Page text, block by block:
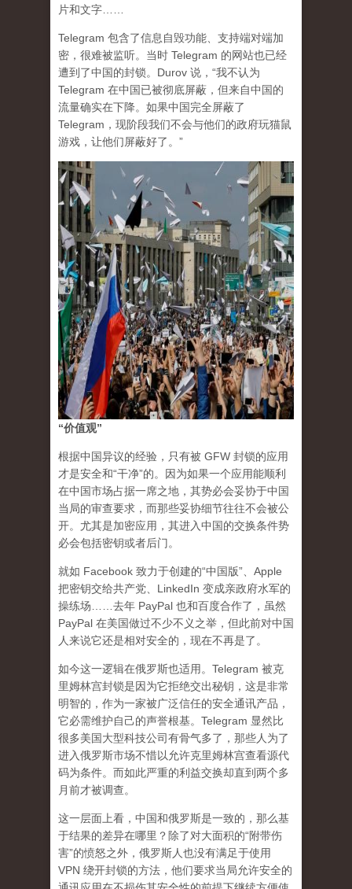
片和文字……
Telegram 包含了信息自毁功能、支持端对端加
密，很难被监听。当时 Telegram 的网站也已经
遭到了中国的封锁。Durov 说，“我不认为
Telegram 在中国已被彻底屏蔽，但来自中国的
流量确实在下降。如果中国完全屏蔽了
Telegram，现阶段我们不会与他们的政府玩猫鼠
游戏，让他们屏蔽好了。”
“价值观”
根据中国异议的经验，只有被 GFW 封锁的应用
才是安全和“干净”的。因为如果一个应用能顺利
在中国市场占据一席之地，其势必会妥协于中国
当局的审查要求，而那些妥协细节往往不会被公
开。尤其是加密应用，其进入中国的交换条件势
必会包括密钥或者后门。
就如 Facebook 致力于创建的“中国版”、Apple
把密钥交给共产党、LinkedIn 变成亲政府水军的
操练场……去年 PayPal 也和百度合作了，虽然
PayPal 在美国做过不少不义之举，但此前对中国
人来说它还是相对安全的，现在不再是了。
如今这一逻辑在俄罗斯也适用。Telegram 被克
里姆林宫封锁是因为它拒绝交出秘钥，这是非常
明智的，作为一家被广泛信任的安全通讯产品，
它必需维护自己的声誉根基。Telegram 显然比
很多美国大型科技公司有骨气多了，那些人为了
进入俄罗斯市场不惜以允许克里姆林宫查看源代
码为条件。而如此严重的利益交换却直到两个多
月前才被调查。
这一层面上看，中国和俄罗斯是一致的，那么基
于结果的差异在哪里？除了对大面积的“附带伤
害”的愤怒之外，俄罗斯人也没有满足于使用
VPN 绕开封锁的方法，他们要求当局允许安全的